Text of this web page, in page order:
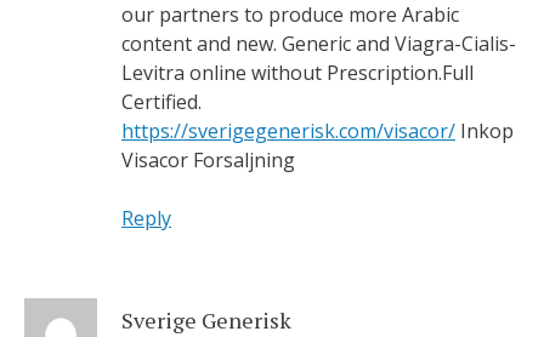
our partners to produce more Arabic
content and new. Generic and Viagra-Cialis-
Levitra online without Prescription.Full
Certified.
https://sverigegenerisk.com/visacor/ Inkop
Visacor Forsaljning
Reply
Sverige Generisk